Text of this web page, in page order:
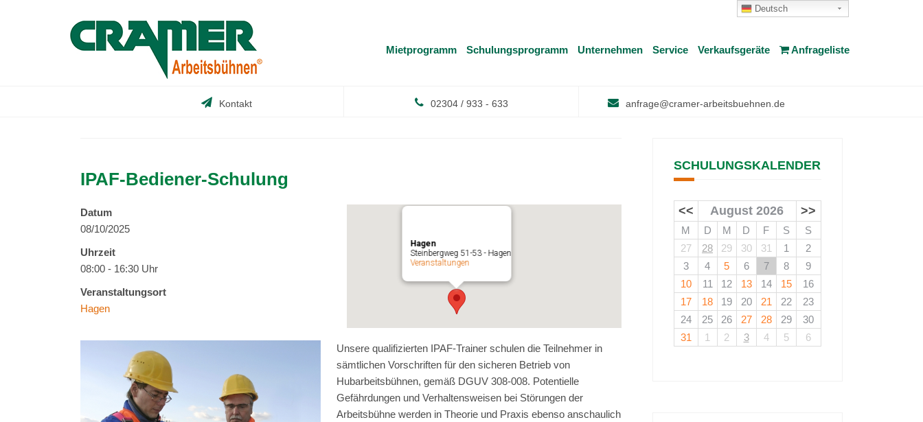
Mietprogramm Schulungsprogramm Unternehmen Service Verkaufsgeräte Anfrageliste
Kontakt 02304 / 933 - 633 anfrage@cramer-arbeitsbuehnen.de
IPAF-Bediener-Schulung
Hagen
Steinbergweg 51-53 - Hagen
Veranstaltungen
Datum
08/10/2025
Uhrzeit
08:00 - 16:30 Uhr
Veranstaltungsort
Hagen
Unsere qualifizierten IPAF-Trainer schulen die Teilnehmer in
sämtlichen Vorschriften für den sicheren Betrieb von
Hubarbeitsbühnen, gemäß DGUV 308-008. Potentielle
Gefährdungen und Verhaltensweisen bei Störungen der
Arbeitsbühne werden in Theorie und Praxis ebenso anschaulich
SCHULUNGSKALENDER
<< August 2026 >>
M D M D F S
S
27
28 29 30 31 1
2
3
4 5 6 7 8
9
10
11 12 13 14 15
16
17
18 19 20 21 22
23
24
25 26 27 28 29
30
31
1 2 3 4 5 6
Deutsch